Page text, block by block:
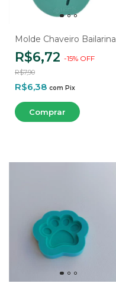
Molde Chaveiro Bailarina
R$6,72 -15% OFF
R$7,90
R$6,38 com Pix